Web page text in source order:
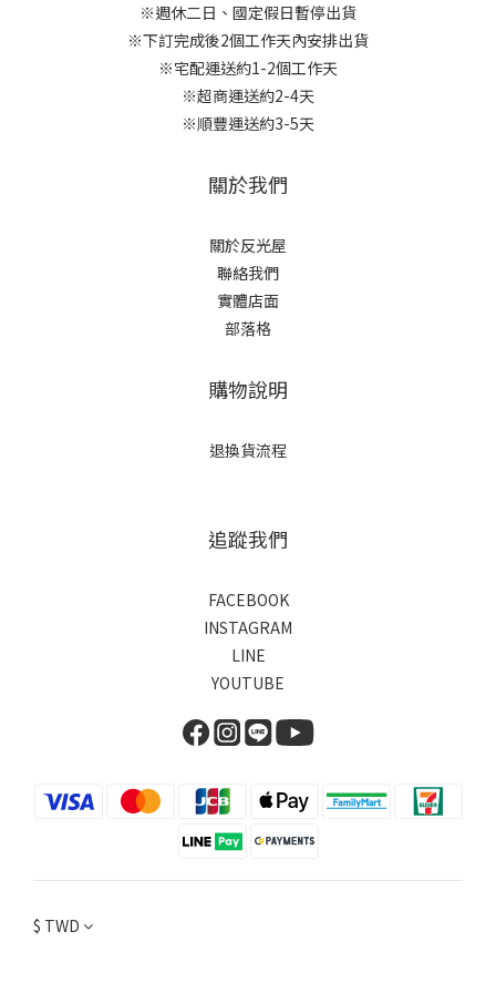
※週休二日、國定假日暫停出貨
※下訂完成後2個工作天內安排出貨
※宅配運送約1-2個工作天
※超商運送約2-4天
※順豐運送約3-5天
關於我們
關於反光屋
聯絡我們
實體店面
部落格
購物說明
退換貨流程
追蹤我們
FACEBOOK
INSTAGRAM
LINE
YOUTUBE
$ TWD